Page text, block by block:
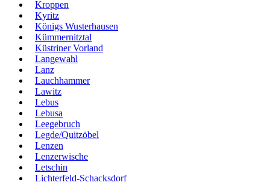
Kroppen
Kyritz
Königs Wusterhausen
Kümmernitztal
Küstriner Vorland
Langewahl
Lanz
Lauchhammer
Lawitz
Lebus
Lebusa
Leegebruch
Legde/Quitzöbel
Lenzen
Lenzerwische
Letschin
Lichterfeld-Schacksdorf